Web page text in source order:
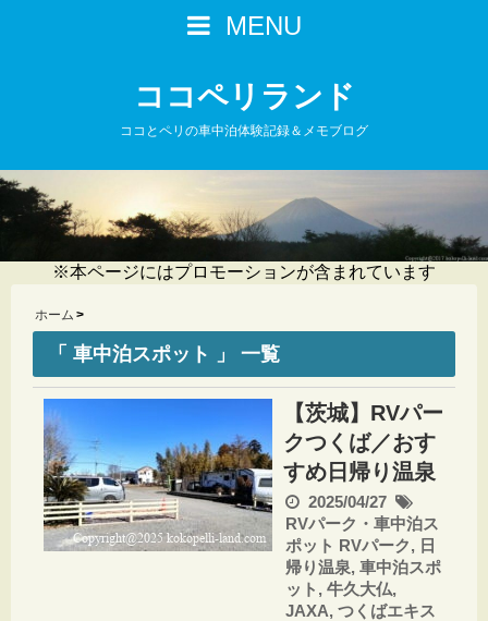
MENU
ココペリランド
ココとペリの車中泊体験記録＆メモブログ
※本ページにはプロモーションが含まれています
ホーム
「 車中泊スポット 」 一覧
【茨城】RVパー
クつくば／おす
すめ日帰り温泉
2025/04/27
RVパーク・車中泊ス
ポット RVパーク, 日
帰り温泉, 車中泊スポ
ット , 牛久大仏,
JAXA, つくばエキス